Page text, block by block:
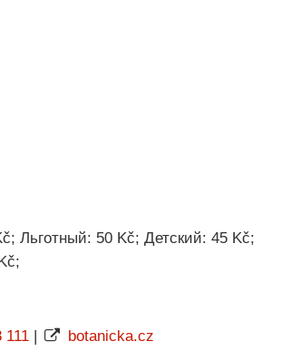
Льготный: 50 Kč; Детский: 45 Kč;
111| botanicka.cz